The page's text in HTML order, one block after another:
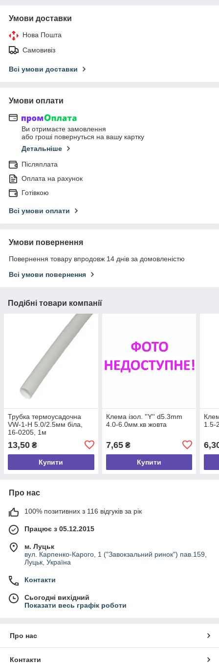
Умови доставки
Нова Пошта
Самовивіз
Всі умови доставки
Умови оплати
Ви отримаєте замовлення
або гроші повернуться на вашу картку
Детальніше
Післяплата
Оплата на рахунок
Готівкою
Всі умови оплати
Умови повернення
Повернення товару впродовж 14 днів за домовленістю
Всі умови повернення
Подібні товари компанії
Трубка термоусадочна
VW-1-H 5.0/2.5мм біла,
16-0205, 1м
13,50 ₴
Купити
Клема ізол. ''Y'' d5.3mm
4.0-6.0мм.кв жовта
7,65₴
Купити
1.5-
Про нас
100% позитивних з 116 відгуків за рік
Працює з 05.12.2015
м. Луцьк
вул. Карпенко-Карого, 1 ("Завокзальний ринок") пав.159,
Луцьк, Україна
Контакти
Сьогодні вихідний
Показати весь графік роботи
Про нас
Контакти